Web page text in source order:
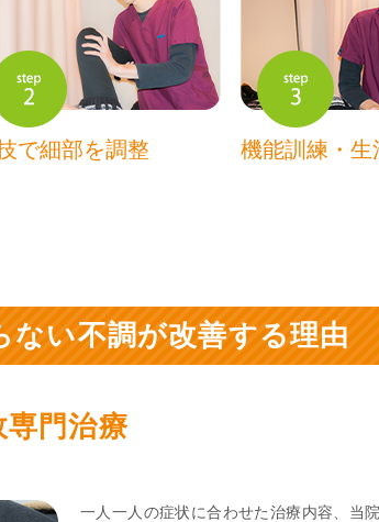
で細部を調整 機能訓練・生
ない不調が改善する理由
専門治療
一人一人の症状に合わせた治療内容、当